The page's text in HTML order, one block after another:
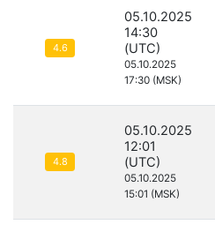
4.6
05.10.2025
14:30
(UTC)
05.10.2025
17:30 (MSK)
4.8
05.10.2025
12:01
(UTC)
05.10.2025
15:01 (MSK)